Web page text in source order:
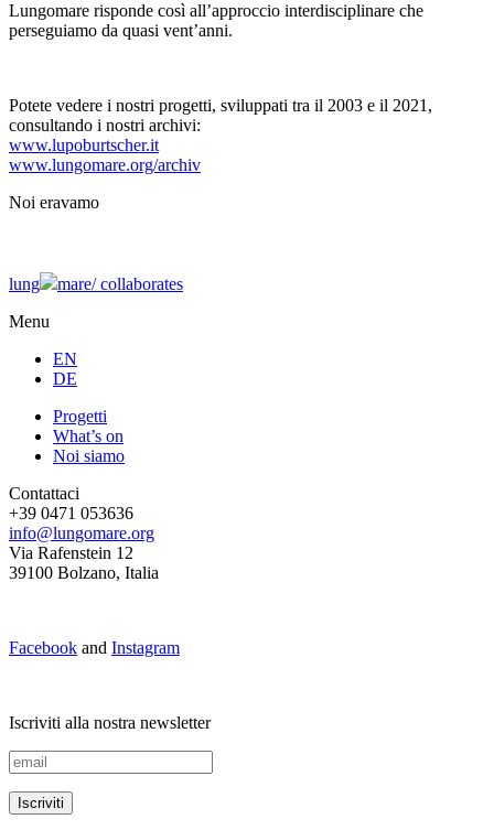
Lungomare risponde così all’approccio interdisciplinare che
perseguiamo da quasi vent’anni.
Potete vedere i nostri progetti, sviluppati tra il 2003 e il 2021,
consultando i nostri archivi:
www.lupoburtscher.it
www.lungomare.org/archiv
Noi eravamo
lung mare/collaborates
Menu
EN
DE
Progetti
What’s on
Noi siamo
Contattaci
+39 0471 053636
info@lungomare.org
Via Rafenstein 12
39100 Bolzano, Italia
Facebook and Instagram
Iscriviti alla nostra newsletter